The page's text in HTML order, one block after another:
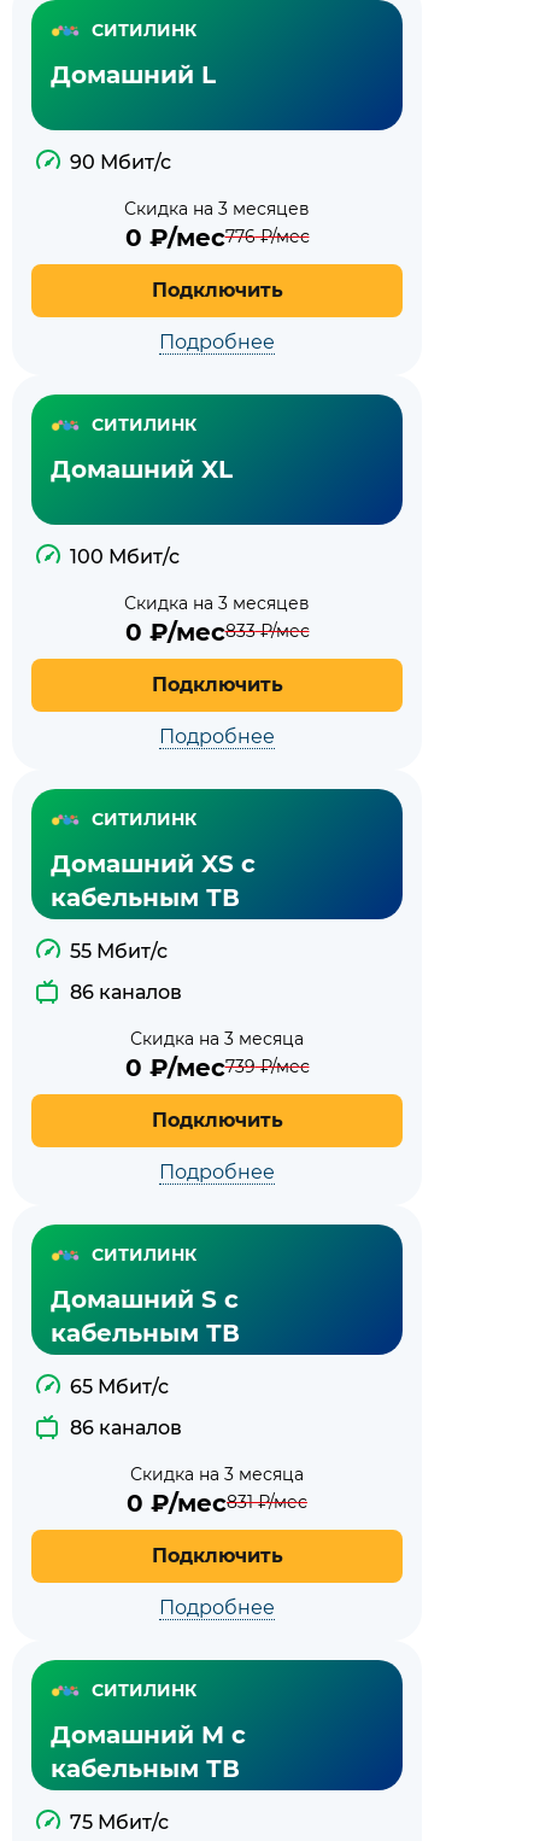
СИТИЛИНК
Домашний L
90 Мбит/с
Скидка на 3 месяцев
0 ₽/мес776₽/мес
Подключить
Подробнее
СИТИЛИНК
Домашний XL
100 Мбит/с
Скидка на 3 месяцев
0 ₽/мес833₽/мес
Подключить
Подробнее
СИТИЛИНК
Домашний XS с
кабельным ТВ
55 Мбит/с
86 каналов
Скидка на 3 месяца
0 ₽/мес739₽/мес
Подключить
Подробнее
СИТИЛИНК
Домашний S с
кабельным ТВ
65 Мбит/с
86 каналов
Скидка на 3 месяца
0 ₽/мес831₽/мес
Подключить
Подробнее
СИТИЛИНК
Домашний M с
кабельным ТВ
75 Мбит/с